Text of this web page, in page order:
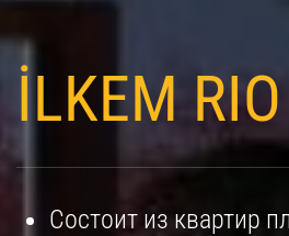
İLKEM RIO
Состоит из квартир